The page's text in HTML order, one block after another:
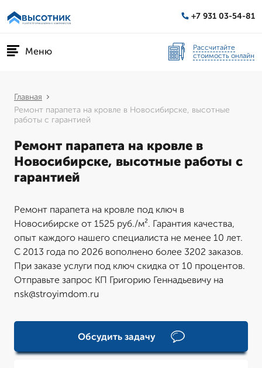
+7 931 03-54-81
Меню
Рассчитайте
стоимость онлайн
Главная
Ремонт парапета на кровле в Новосибирске, высотные
работы с гарантией
Ремонт парапета на кровле в
Новосибирске, высотные работы с
гарантией
Ремонт парапета на кровле под ключ в
Новосибирске от 1525 руб./м². Гарантия качества,
опыт каждого нашего специалиста не менее 10 лет.
С 2013 года по 2026 вополнено более 3202 заказов.
При заказе услуги под ключ скидка от 10 процентов.
Отправьте запрос КП Григорию Геннадьевичу на
nsk@stroyimdom.ru
Обсудить задачу